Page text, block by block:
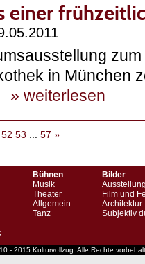
einer
in München
» weiterlesen
52 53 ... 57 »
Bühnen
Musik
Theater
Allgemein
Tanz
Bilder
Film und
Architektur
Subjektiv
- 2015 Kulturvollzug. Alle Rechte